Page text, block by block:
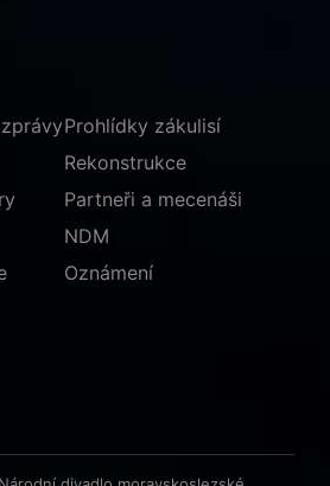
Prohlídky zákulisí
Rekonstrukce
Partneři a mecenáši
NDM
Oznámení